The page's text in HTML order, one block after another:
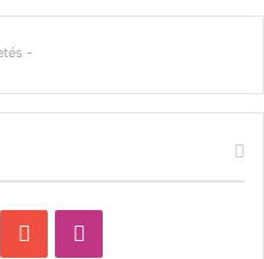
-
YouTube